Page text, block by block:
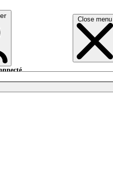
Close menu